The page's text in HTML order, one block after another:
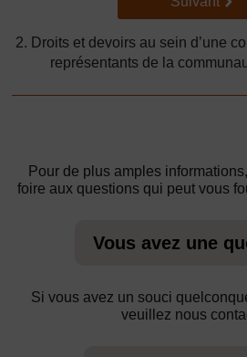
2. Droits et devoirs au sein d’une
représentants de la
Pour de plus amples
foire aux questions qui peut vous
Vous avez une
Si vous avez un souci
veuillez nous